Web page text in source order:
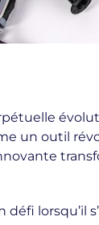
un outil
lorsqu’il